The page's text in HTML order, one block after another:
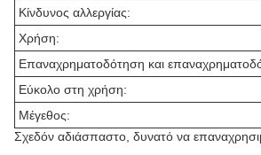
Κίνδυνος αλλεργίας:
Χρήση:
Επαναχρηματοδότηση και
Εύκολο στη χρήση:
Μέγεθος:
Σχεδόν αδιάσπαστο, δυνατό να